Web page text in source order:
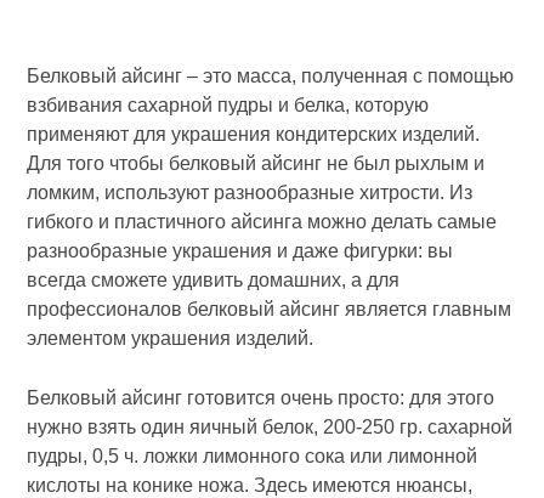
Белковый айсинг – это масса, полученная с помощью
взбивания сахарной пудры и белка, которую
применяют для украшения кондитерских изделий.
Для того чтобы белковый айсинг не был рыхлым и
ломким, используют разнообразные хитрости. Из
гибкого и пластичного айсинга можно делать самые
разнообразные украшения и даже фигурки: вы
всегда сможете удивить домашних, а для
профессионалов белковый айсинг является главным
элементом украшения изделий.
Белковый айсинг готовится очень просто: для этого
нужно взять один яичный белок, 200-250 гр. сахарной
пудры, 0,5 ч. ложки лимонного сока или лимонной
кислоты на конике ножа. Здесь имеются нюансы,